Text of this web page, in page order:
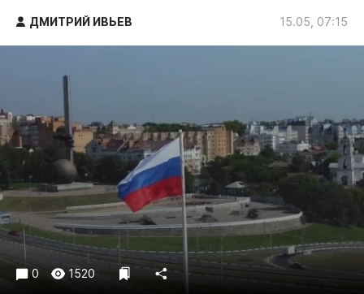
Благоустройство
Недвижимость и ЖКХ
Образование
Общество
Погода
Праздники
Происшествия
Спорт
Экономика и бизнес
ДМИТРИЙ ИВЬЕВ 15.05, 07:15
0 1520